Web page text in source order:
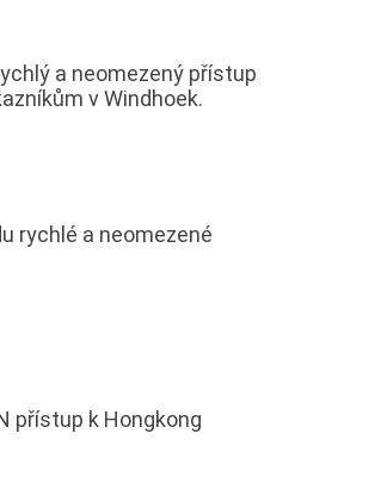
a neomezený přístup
v Windhoek.
rychlé a neomezené
přístup k Hongkong